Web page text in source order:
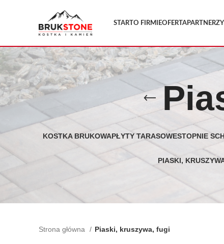
STARTO FIRMIEOFERTAPARTNERZY
KOSTKA BRUKOWAPŁYTY TARASOWESTOPNIE
PIASKI,
Strona główna Piaski, kruszywa, fugi